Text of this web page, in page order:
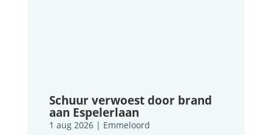
Schuur verwoest door brand
aan Espelerlaan
1 aug 2026| Emmeloord